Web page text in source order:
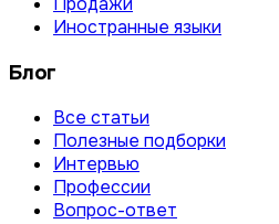
Иностранные языки
Блог
Все статьи
Полезные подборки
Интервью
Профессии
Вопрос-ответ